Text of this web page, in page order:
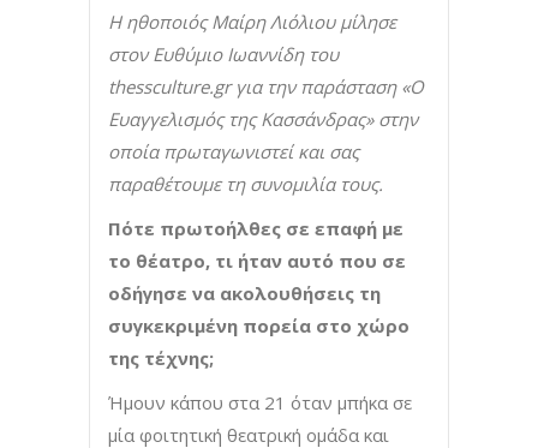
Η ηθοποιός Μαίρη Λιόλιου μίλησε
στον Ευθύμιο Ιωαννίδη του
thessculture.gr για την παράσταση «Ο
Ευαγγελισμός της Κασσάνδρας» στην
οποία πρωταγωνιστεί και σας
παραθέτουμε τη συνομιλία τους.
Πότε πρωτοήλθες σε επαφή με
το θέατρο, τι ήταν αυτό που σε
οδήγησε να ακολουθήσεις τη
συγκεκριμένη πορεία στο χώρο
της τέχνης;
Ήμουν κάπου στα 21 όταν μπήκα σε
μία φοιτητική θεατρική ομάδα και